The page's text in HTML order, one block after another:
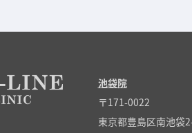
池袋院
〒171-0022
東京都豊島区南池袋